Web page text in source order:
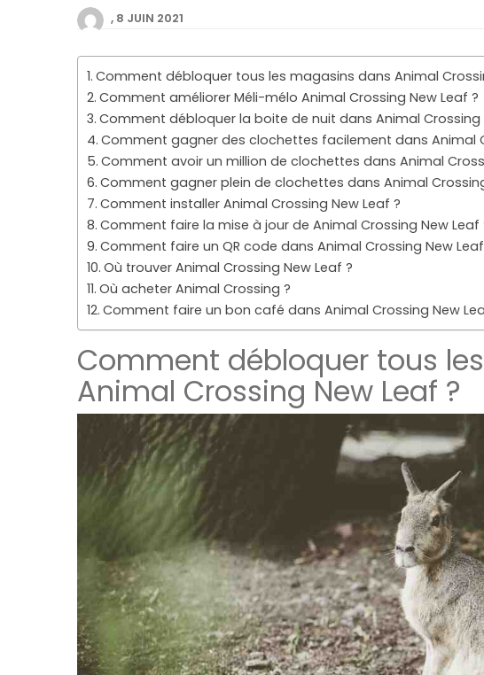
8 JUIN 2021
Comment débloquer tous les magasins dans Animal
Comment améliorer Méli-mélo Animal Crossing New Leaf ?
Comment débloquer la boite de nuit dans Animal Crossing
Comment gagner des clochettes facilement dans Animal
Comment avoir un million de clochettes dans Animal
Comment gagner plein de clochettes dans Animal
Comment installer Animal Crossing New Leaf ?
Comment faire la mise à jour de Animal Crossing New Leaf
Comment faire un QR code dans Animal Crossing New
Où trouver Animal Crossing New Leaf ?
Où acheter Animal Crossing ?
Comment faire un bon café dans Animal Crossing New
Comment débloquer tous
Animal Crossing New Leaf ?